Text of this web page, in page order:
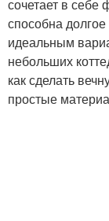
сочетает в себе
способна
идеальным
небольших
как сделать
простые